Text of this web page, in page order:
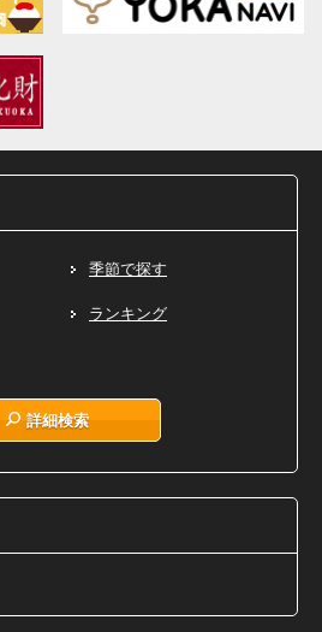
季節で探す
ランキング
詳細検索